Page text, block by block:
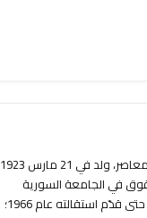
نزار بن توفيق القباني (1342 - 1419 هـ / 1923 - 1998 م) ديبلوماسي وشاعر سوري معاصر، ولد في 21 مارس 1923
في الجامعة السورية
وفور تخرجه منها عام 1945 انخرط في السلك الدبلوماسي متنقلاً بين عواصم مختلفة حتى قدّم استقالته عام 1966؛